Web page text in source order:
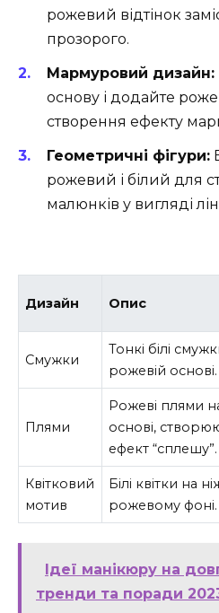
рожевий відтінок
прозорого.
Мармуровий дизайн:
основу і додайте
створення ефекту
Геометричні фігури:
рожевий і білий для
малюнків у вигляді
Дизайн Опис
Смужки
Тонкі білі
рожевій основі.
Плями
Рожеві плями
основі,
ефект “сплешу”.
Квітковий
мотив
Білі квітки на
рожевому фоні.
Ідеї манікюру на
тренди та поради